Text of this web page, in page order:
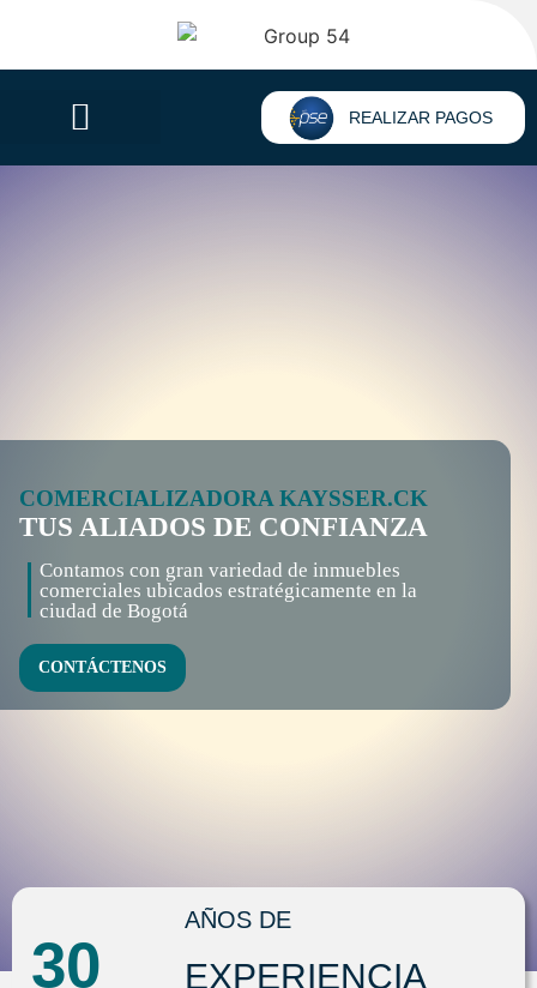
REALIZAR PAGOS
COMERCIALIZADORA KAYSSER.CK
TUS ALIADOS DE CONFIANZA
Contamos con gran variedad de inmuebles
comerciales ubicados estratégicamente en la
ciudad de Bogotá
CONTÁCTENOS
30
AÑOS DE
EXPERIENCIA